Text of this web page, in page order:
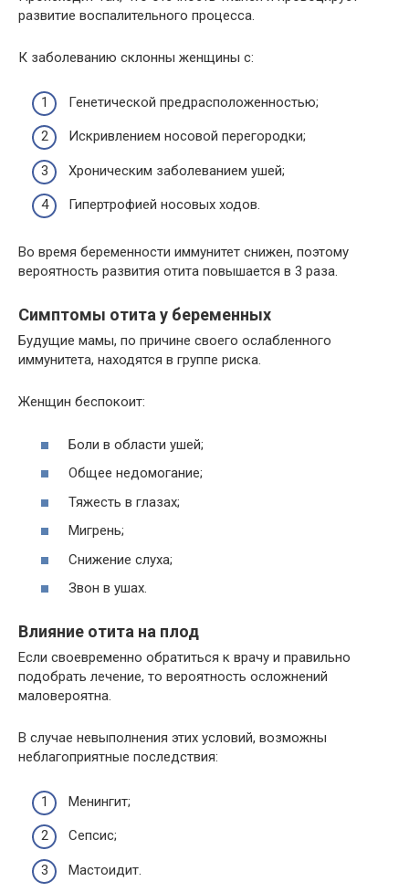
развитие воспалительного процесса.
К заболеванию склонны женщины с:
Генетической предрасположенностью;
Искривлением носовой перегородки;
Хроническим заболеванием ушей;
Гипертрофией носовых ходов.
Во время беременности иммунитет снижен, поэтому
вероятность развития отита повышается в 3 раза.
Симптомы отита у беременных
Будущие мамы, по причине своего ослабленного
иммунитета, находятся в группе риска.
Женщин беспокоит:
Боли в области ушей;
Общее недомогание;
Тяжесть в глазах;
Мигрень;
Снижение слуха;
Звон в ушах.
Влияние отита на плод
Если своевременно обратиться к врачу и правильно
подобрать лечение, то вероятность осложнений
маловероятна.
В случае невыполнения этих условий, возможны
неблагоприятные последствия:
Менингит;
Сепсис;
Мастоидит.